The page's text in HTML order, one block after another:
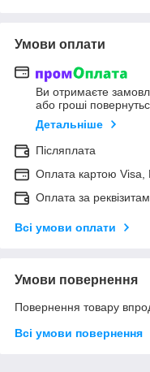
Умови оплати
Ви отримаєте
або гроші
Детальніше
Післяплата
Оплата картою Visa,
Оплата за
Всі умови оплати
Умови повернення
Повернення товару
Всі умови повернення